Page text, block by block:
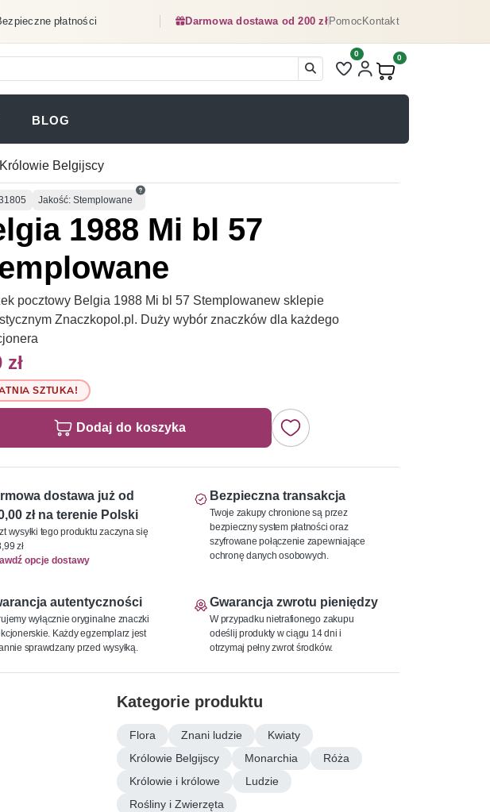
płatności Darmowa dostawa od 200 złPomocKontakt
Liczba pozycji na liście
0
Produkty w koszyku:
0
BLOG
Królowie Belgijscy
Jakość: Stemplowane
1988 Mi bl 57
pocztowy Belgia 1988 Mi bl 57 Stemplowanew sklepie
Znaczkopol.pl. Duży wybór znaczków dla każdego
zł
SZTUKA!
Dodaj do koszyka
dostawa już od
zł na terenie Polski
wysyłki tego produktu zaczyna się
zł
opcje dostawy
Bezpieczna transakcja
Twoje zakupy chronione są przez
bezpieczny system płatności oraz
szyfrowane połączenie zapewniające
ochronę danych osobowych.
autentyczności
wyłącznie oryginalne znaczki
Każdy egzemplarz jest
sprawdzany przed wysyłką.
Gwarancja zwrotu pieniędzy
W przypadku nietrafionego zakupu
odeślij produkty w ciągu 14 dni i
otrzymaj pełny zwrot środków.
Kategorie produktu
Flora Znani ludzie
Kwiaty
Królowie Belgijscy
Monarchia
Róża
Królowie i królowe
Ludzie
Rośliny i Zwierzęta